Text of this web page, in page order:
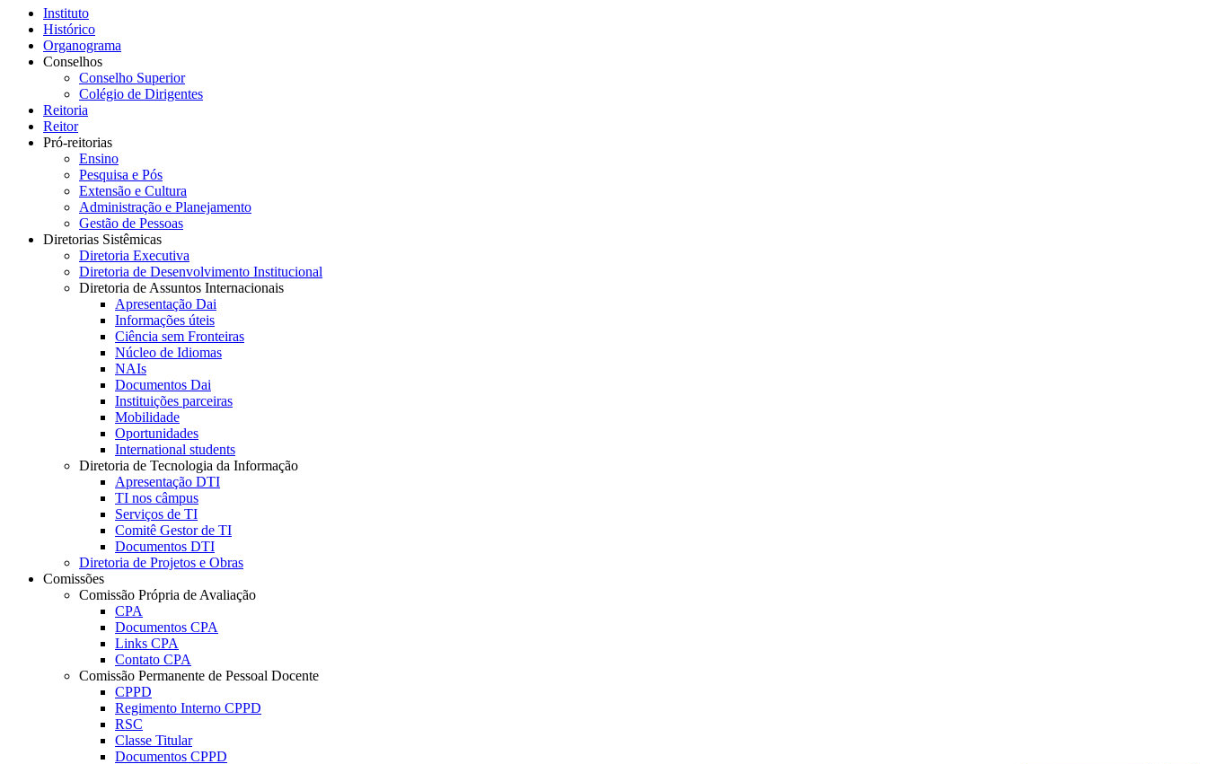
Instituto
Histórico
Organograma
Conselhos
Conselho Superior
Colégio de Dirigentes
Reitoria
Reitor
Pró-reitorias
Ensino
Pesquisa e Pós
Extensão e Cultura
Administração e Planejamento
Gestão de Pessoas
Diretorias Sistêmicas
Diretoria Executiva
Diretoria de Desenvolvimento Institucional
Diretoria de Assuntos Internacionais
Apresentação Dai
Informações úteis
Ciência sem Fronteiras
Núcleo de Idiomas
NAIs
Documentos Dai
Instituições parceiras
Mobilidade
Oportunidades
International students
Diretoria de Tecnologia da Informação
Apresentação DTI
TI nos câmpus
Serviços de TI
Comitê Gestor de TI
Documentos DTI
Diretoria de Projetos e Obras
Comissões
Comissão Própria de Avaliação
CPA
Documentos CPA
Links CPA
Contato CPA
Comissão Permanente de Pessoal Docente
CPPD
Regimento Interno CPPD
RSC
Classe Titular
Documentos CPPD